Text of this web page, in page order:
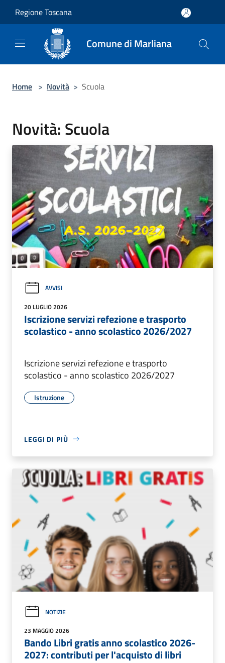
Regione Toscana
Comune di Marliana
Home > Novità > Scuola
Novità: Scuola
AVVISI
20 LUGLIO 2026
Iscrizione servizi refezione e trasporto
scolastico - anno scolastico 2026/2027
Iscrizione servizi refezione e trasporto
scolastico - anno scolastico 2026/2027
Istruzione
LEGGI DI PIÙ
NOTIZIE
23 MAGGIO 2026
Bando Libri gratis anno scolastico 2026-
2027: contributi per l'acquisto di libri